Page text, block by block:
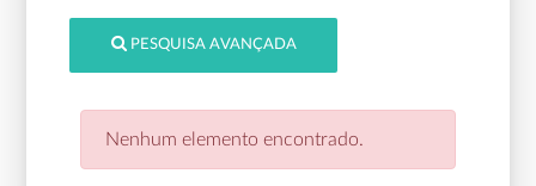
PESQUISA AVANÇADA
Nenhum elemento encontrado.